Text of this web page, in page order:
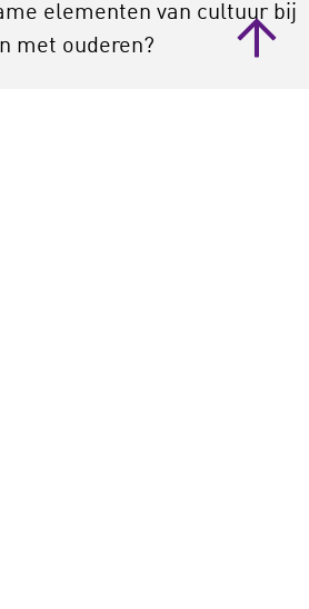
elementen van cultuur bij
met ouderen?